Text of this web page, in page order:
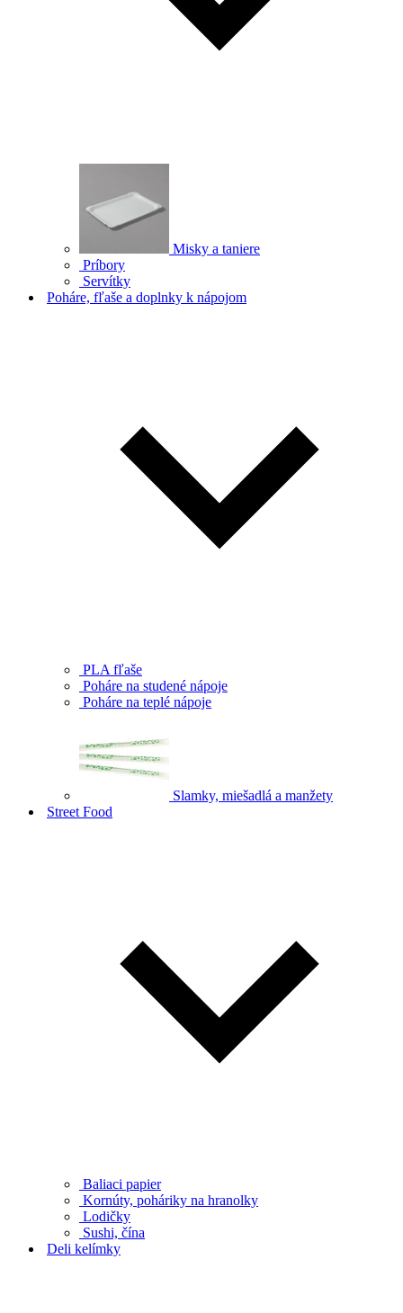
Misky a taniere
Príbory
Servítky
Poháre, fľaše a doplnky k nápojom
PLA fľaše
Poháre na studené nápoje
Poháre na teplé nápoje
Slamky, miešadlá a manžety
Street Food
Baliaci papier
Kornúty, poháriky na hranolky
Lodičky
Sushi, čína
Deli kelímky